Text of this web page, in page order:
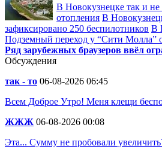
В Новокузнецке так и не
отопления В
зафиксировано 250 беспилотников В
Подземный переход у “Сити Молла”
Ряд зарубежных браузеров ввёл
Обсуждения
так - то 06-08-2026 06:45
Всем Доброе Утро! Меня клещи
ЖЖЖ 06-08-2026 00:08
Эта... Сумму не пробовали